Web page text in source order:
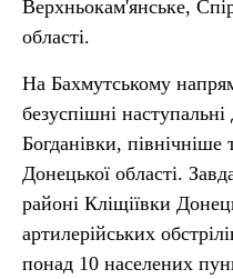
Верхньокам'янське,
області.
На Бахмутському
безуспішні
Богданівки, північніше
Донецької області.
районі Кліщіївки
артилерійських
понад 10 населених